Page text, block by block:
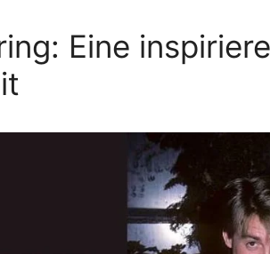
Eine